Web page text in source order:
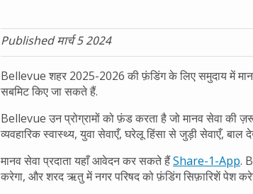
Published मार्च 5 2024
Bellevue शहर 2025-2026 की फ़ंडिंग के लिए समुदाय में
सबमिट किए जा सकते हैं.
Bellevue उन प्रोग्रामों को फ़ंड करता है जो मानव सेवा की
व्यवहारिक स्वास्थ्य, युवा सेवाएँ, घरेलू हिंसा से जुड़ी सेवाएँ,
मानव सेवा प्रदाता यहाँ आवेदन कर सकते हैंShare-1-App.
करेगा, और शरद ऋतु में नगर परिषद को फ़ंडिंग सिफ़ारिशें पेश